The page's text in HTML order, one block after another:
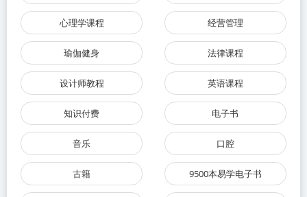
心理学课程 经营管理
瑜伽健身 法律课程
设计师教程 英语课程
知识付费 电子书
音乐 口腔
古籍 9500本易学电子书